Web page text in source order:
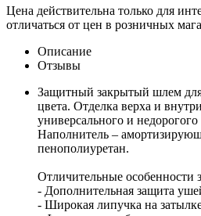
Цена действительна только для
отличаться от цен в розничных
Описание
Отзывы
Защитный закрытый шлем
цвета. Отделка верха и
универсального и
Наполнитель –
пенополиуретан.
Отличительные особенности
- Дополнительная защита
- Широкая липучка на